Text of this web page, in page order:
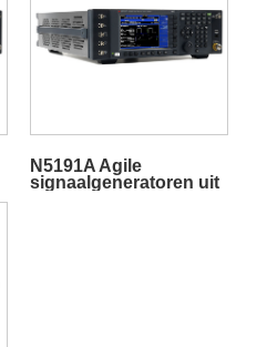
N5191A Agile
signaalgeneratoren uit